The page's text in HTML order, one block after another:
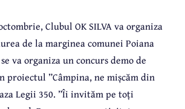
Clubul OK SILVA va organiza
de la marginea comunei Poiana
va organiza un concurs demo de
”Câmpina, ne mișcăm din
Legii 350. ”Îi invităm pe toți